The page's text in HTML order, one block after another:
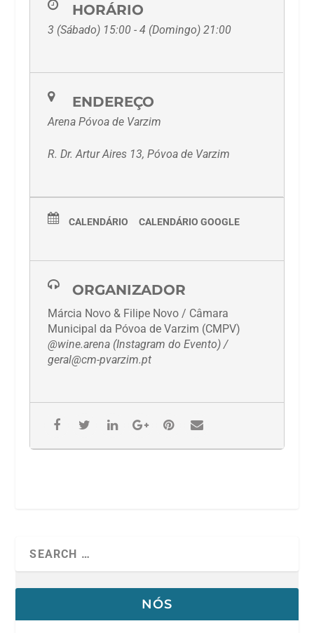
HORÁRIO
3 (Sábado) 15:00 - 4 (Domingo) 21:00
ENDEREÇO
Arena Póvoa de Varzim
R. Dr. Artur Aires 13, Póvoa de Varzim
CALENDÁRIO CALENDÁRIO GOOGLE
ORGANIZADOR
Márcia Novo & Filipe Novo / Câmara
Municipal da Póvoa de Varzim (CMPV)
@wine.arena (Instagram do Evento) /
geral@cm-pvarzim.pt
NÓS